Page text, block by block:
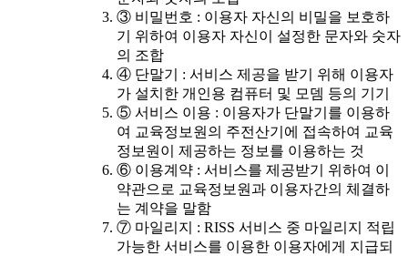
③ 비밀번호 : 이용자 자신의 비밀을 보호하
기 위하여 이용자 자신이 설정한 문자와 숫자
의 조합
④ 단말기 : 서비스 제공을 받기 위해 이용자
가 설치한 개인용 컴퓨터 및 모뎀 등의 기기
⑤ 서비스 이용 : 이용자가 단말기를 이용하
여 교육정보원의 주전산기에 접속하여 교육
정보원이 제공하는 정보를 이용하는 것
⑥ 이용계약 : 서비스를 제공받기 위하여 이
약관으로 교육정보원과 이용자간의 체결하
는 계약을 말함
⑦ 마일리지 : RISS 서비스 중 마일리지 적립
가능한 서비스를 이용한 이용자에게 지급되